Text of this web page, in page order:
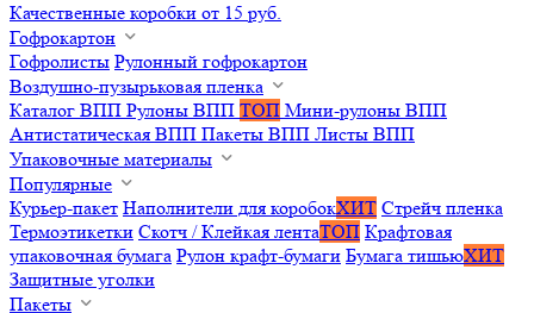
Качественные коробки от 15 руб.
Гофрокартон
Гофролисты Рулонный гофрокартон
Воздушно-пузырьковая пленка
Каталог ВПП Рулоны ВПП ТОП Мини-рулоны ВПП
Антистатическая ВПП Пакеты ВПП Листы ВПП
Упаковочные материалы
Популярные
Курьер-пакет Наполнители для коробокХИТ Стрейч пленка
Термоэтикетки Скотч / Клейкая лентаТОП Крафтовая
упаковочная бумага Рулон крафт-бумаги Бумага тишьюХИТ
Защитные уголки
Пакеты